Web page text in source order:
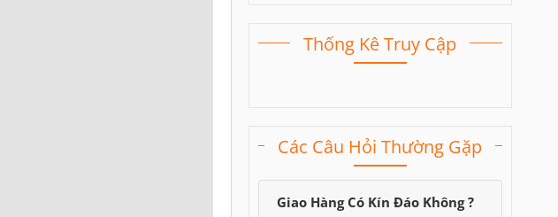
Thống Kê Truy Cập
Các Câu Hỏi Thường Gặp
Giao Hàng Có Kín Đáo Không ?